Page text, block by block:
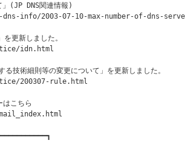
」(JP DNS関連情報)
info/2003-07-10-max-number-of-dns-
更新しました。
idn.html
技術細則等の変更について」を更新しました。
200307-rule.html
はこちら